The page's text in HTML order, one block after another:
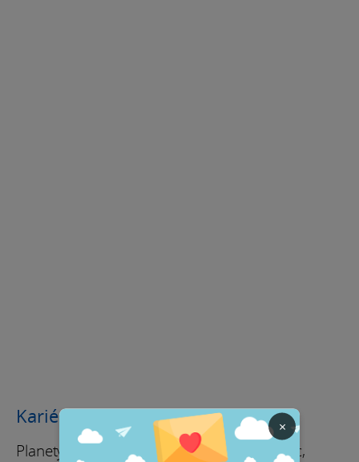
Kariéra / Finance
Planety ve Lvu, hlavně Jupiter po celý měsíc,
×